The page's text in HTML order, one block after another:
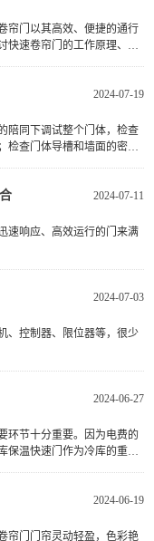
帘门以其高效、便捷的通行
快速卷帘门的工作原理、结
2024-07-19
陪同下调试整个门体，检查
检查门体导槽和墙面的密封
2024-07-11
速响应、高效运行的门来满
2024-07-03
、控制器、限位器等，很少
2024-06-27
环节十分重要。因为电费的
保温快速门作为冷库的重要
2024-06-19
帘门门帘灵动轻盈，色彩艳